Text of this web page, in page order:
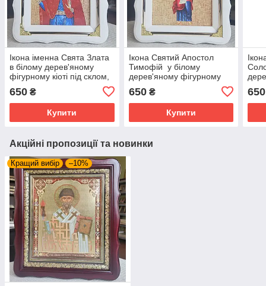
Ікона іменна Свята Злата
в білому дерев'яному
фігурному кіоті під склом,
розмір кіота 24*21, сюжет
15*18
650 ₴
Купити
Ікона Святий Апостол
Тимофій у білому
дерев'яному фігурному
кіота 24*21, сюжет15*18.
650₴
Купити
650
Акційні пропозиції та новинки
Кращий вибір –10%